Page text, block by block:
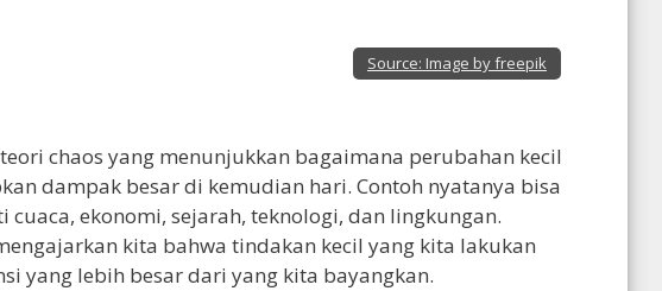
Source: Image by freepik
chaos yang menunjukkan bagaimana perubahan kecil
dampak besar di kemudian hari. Contoh nyatanya bisa
ekonomi, sejarah, teknologi, dan lingkungan.
kita bahwa tindakan kecil yang kita lakukan
yang lebih besar dari yang kita bayangkan.